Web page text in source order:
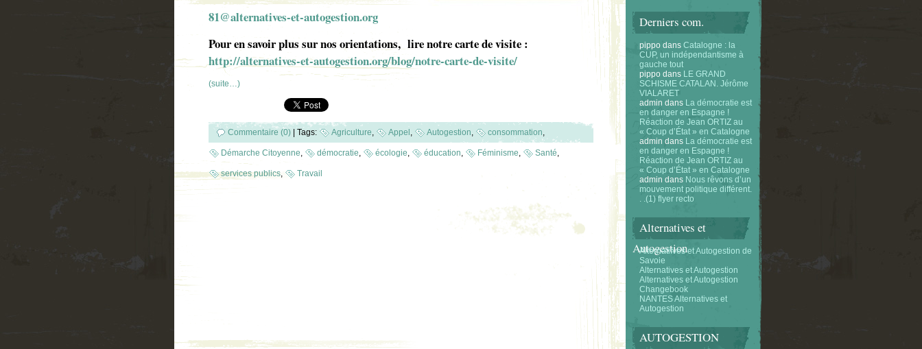
81@alternatives-et-autogestion.org
Pour en savoir plus sur nos orientations, lire notre carte de visite :
http://alternatives-et-autogestion.org/blog/notre-carte-de-visite/
(suite…)
Commentaire (0) | Tags: Agriculture, Appel, Autogestion, consommation,
Démarche Citoyenne, démocratie, écologie, éducation, Féminisme, Santé,
services publics, Travail
Derniers com.
pippo dans Catalogne : la
CUP, un indépendantisme à
gauche tout
pippo dans LE GRAND
SCHISME CATALAN. Jérôme
VIALARET
admin dans La démocratie est
en danger en Espagne !
Réaction de Jean ORTIZ au
« Coup d’État » en Catalogne
admin dans La démocratie est
en danger en Espagne !
Réaction de Jean ORTIZ au
« Coup d’État » en Catalogne
admin dans Nous rêvons d’un
mouvement politique différent.
. .(1) flyer recto
Alternatives et
Autogestion
Alternatifves et Autogestion de
Savoie
Alternatives et Autogestion
Alternatives et Autogestion
Changebook
NANTES Alternatives et
Autogestion
AUTOGESTION